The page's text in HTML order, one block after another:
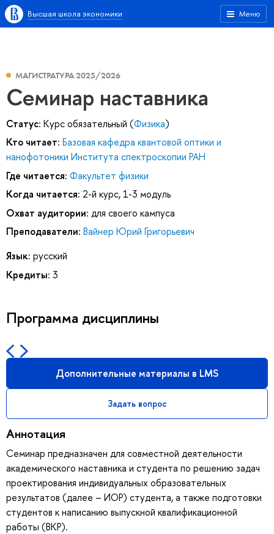
Меню
Высшая школа экономики
МАГИСТРАТУРА 2025/2026
Семинар наставника
Статус: Курс обязательный (Физика)
Кто читает: Базовая кафедра квантовой оптики и
нанофотоники Института спектроскопии РАН
Где читается: Факультет физики
Когда читается: 2-й курс, 1-3 модуль
Охват аудитории: для своего кампуса
Преподаватели: Вайнер Юрий Григорьевич
Язык: русский
Кредиты: 3
Программа дисциплины
Дополнительные материалы в LMS
Задать вопрос
Аннотация
Семинар предназначен для совместной деятельности
академического наставника и студента по решению задач
проектирования индивидуальных образовательных
результатов (далее – ИОР) студента, а также подготовки
студентов к написанию выпускной квалификационной
работы (ВКР).